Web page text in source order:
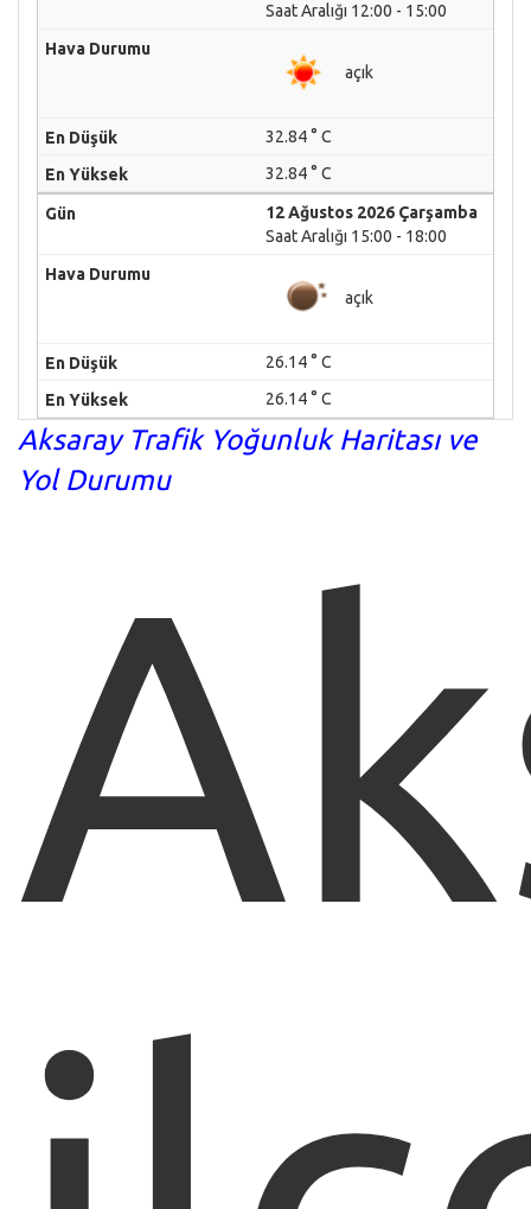
Saat Aralığı 12:00 - 15:00
açık
32.84 ° C
32.84 ° C
12 Ağustos 2026 Çarşamba
Saat Aralığı 15:00 - 18:00
açık
26.14 ° C
26.14 ° C
Aksaray Trafik Yoğunluk Haritası ve
Yol Durumu